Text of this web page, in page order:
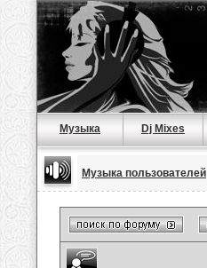
Музыка Dj Mixes
Музыка пользователей